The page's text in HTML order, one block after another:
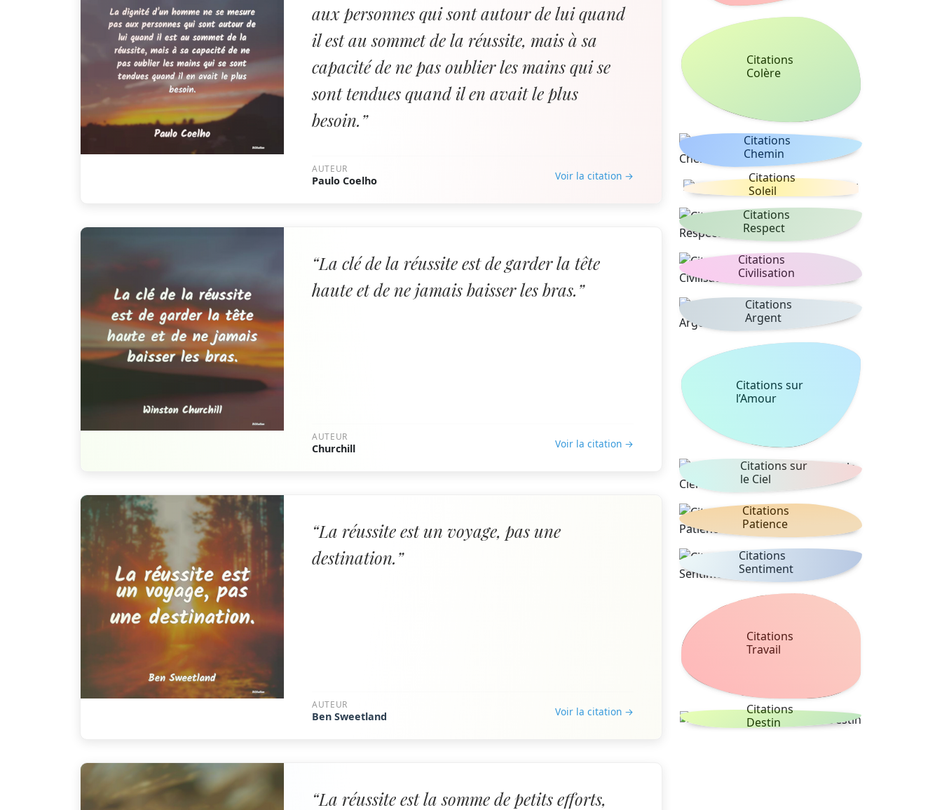
aux personnes qui sont autour de lui quand
il est au sommet de la réussite, mais à sa
capacité de ne pas oublier les mains qui se
sont tendues quand il en avait le plus
besoin.”
AUTEUR
Paulo Coelho Voir la citation →
“La clé de la réussite est de garder la tête
haute et de ne jamais baisser les bras.”
AUTEUR
Churchill Voir la citation →
“La réussite est un voyage, pas une
destination.”
AUTEUR
Ben Sweetland Voir la citation →
“La réussite est la somme de petits efforts,
Citations
Colère
Citations
Chemin
Citations
Soleil
Citations
Respect
Citations
Civilisation
Citations
Argent
Citations sur
l’Amour
Citations sur
le Ciel
Citations
Patience
Citations
Sentiment
Citations
Travail
Citations
Destin